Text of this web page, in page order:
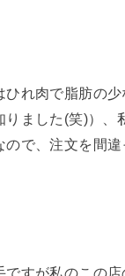
ひれ肉で脂肪の
りました(笑)）、
ので、注文を間
すが私のこの店